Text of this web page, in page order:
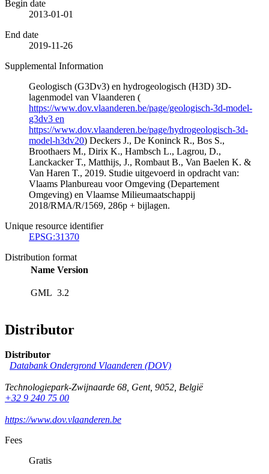
Begin date
2013-01-01
End date
2019-11-26
Supplemental Information
Geologisch (G3Dv3) en hydrogeologisch (H3D) 3D-
lagenmodel van Vlaanderen (
https://www.dov.vlaanderen.be/page/geologisch-3d-model-
g3dv3 en
https://www.dov.vlaanderen.be/page/hydrogeologisch-3d-
model-h3dv20) Deckers J., De Koninck R., Bos S.,
Broothaers M., Dirix K., Hambsch L., Lagrou, D.,
Lanckacker T., Matthijs, J., Rombaut B., Van Baelen K. &
Van Haren T., 2019. Studie uitgevoerd in opdracht van:
Vlaams Planbureau voor Omgeving (Departement
Omgeving) en Vlaamse Milieumaatschappij
2018/RMA/R/1569, 286p + bijlagen.
Unique resource identifier
EPSG:31370
Distribution format
Name Version
GML 3.2
Distributor
Distributor
Databank Ondergrond Vlaanderen (DOV)
Technologiepark-Zwijnaarde 68, Gent, 9052, België
+32 9 240 75 00
https://www.dov.vlaanderen.be
Fees
Gratis